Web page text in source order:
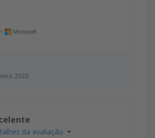
2020
da avaliação